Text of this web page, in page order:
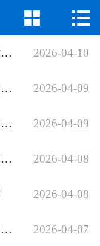
网站首页
人才招聘
视频中心
 
小试放大皆适用：振动萃取塔优势解析 2026-04-10
回流比控制装置，精馏实验的实用控制帮手 2026-04-09
防爆耐用、可放大：工业级金属转盘萃取塔详解 2026-04-09
精馏装置：助力实验室与工业提纯精准化 2026-04-08
2026-04-08
精馏装置核心技术解析与分离工程行业研究进展 2026-04-07